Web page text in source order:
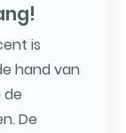
is
hand van
de
De